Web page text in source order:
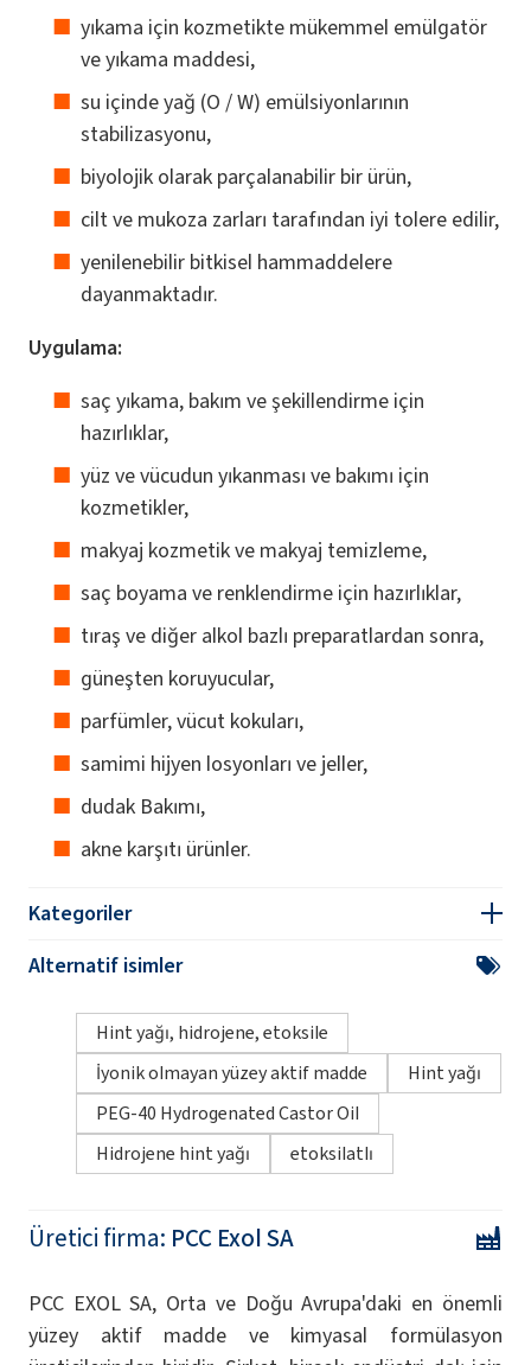
yıkama için kozmetikte mükemmel emülgatör
ve yıkama maddesi,
su içinde yağ (O / W) emülsiyonlarının
stabilizasyonu,
biyolojik olarak parçalanabilir bir ürün,
cilt ve mukoza zarları tarafından iyi tolere edilir,
yenilenebilir bitkisel hammaddelere
dayanmaktadır.
Uygulama:
saç yıkama, bakım ve şekillendirme için
hazırlıklar,
yüz ve vücudun yıkanması ve bakımı için
kozmetikler,
makyaj kozmetik ve makyaj temizleme,
saç boyama ve renklendirme için hazırlıklar,
tıraş ve diğer alkol bazlı preparatlardan sonra,
güneşten koruyucular,
parfümler, vücut kokuları,
samimi hijyen losyonları ve jeller,
dudak Bakımı,
akne karşıtı ürünler.
Kategoriler
Alternatif isimler
Hint yağı, hidrojene, etoksile
İyonik olmayan yüzey aktif madde
Hint yağı
PEG-40 Hydrogenated Castor Oil
Hidrojene hint yağı
etoksilatlı
Üretici firma: PCC Exol SA
PCC EXOL SA, Orta ve Doğu Avrupa'daki en önemli
yüzey aktif madde ve kimyasal formülasyon